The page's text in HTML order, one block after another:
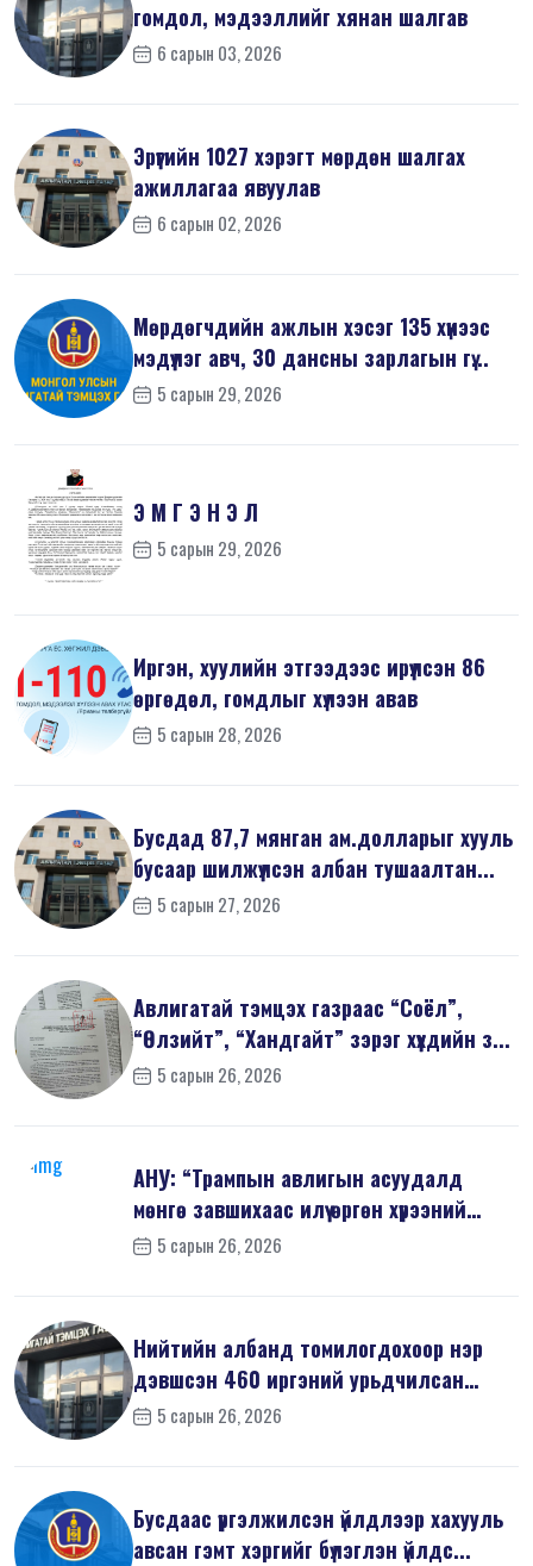
гомдол, мэдээллийг хянан шалгав
6 сарын 03, 2026
Эрүүгийн 1027 хэрэгт мөрдөн шалгах
ажиллагаа явуулав
6 сарын 02, 2026
Мөрдөгчдийн ажлын хэсэг 135 хүнээс
мэдүүлэг авч, 30 дансны зарлагын гү...
5 сарын 29, 2026
Э М Г Э Н Э Л
5 сарын 29, 2026
Иргэн, хуулийн этгээдээс ирүүлсэн 86
өргөдөл, гомдлыг хүлээн авав
5 сарын 28, 2026
Бусдад 87,7 мянган ам.долларыг хууль
бусаар шилжүүлсэн албан тушаалтан...
5 сарын 27, 2026
Авлигатай тэмцэх газраас “Соёл”,
“Өлзийт”, “Хандгайт” зэрэг хүүхдийн з...
5 сарын 26, 2026
АНУ: “Трампын авлигын асуудалд
мөнгө завшихаас илүү өргөн хүрээний
шин...
5 сарын 26, 2026
Нийтийн албанд томилогдохоор нэр
дэвшсэн 460 иргэний урьдчилсан
мэдүүл...
5 сарын 26, 2026
Бусдаас үргэлжилсэн үйлдлээр хахууль
авсан гэмт хэргийг бүлэглэн үйлдс...